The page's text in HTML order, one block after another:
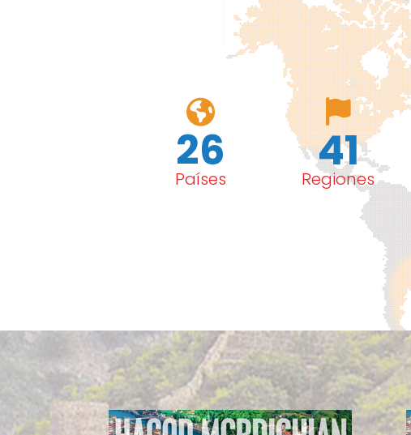
26
Países 41
Regiones